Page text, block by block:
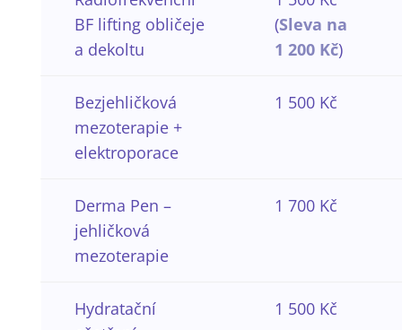
BF lifting obličeje
a dekoltu
(Sleva na
1 200 Kč)
Bezjehličková
mezoterapie +
elektroporace
1 500 Kč
Derma Pen –
jehličková
mezoterapie
1 700 Kč
Hydratační
1 500 Kč